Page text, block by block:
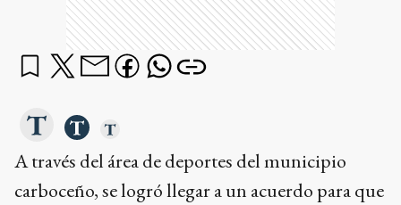
A través del área de deportes del municipio
carboceño, se logró llegar a un acuerdo para que